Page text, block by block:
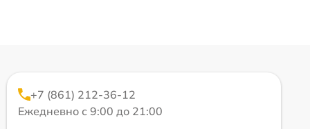
+7 (861) 212-36-12
Ежедневно с 9:00 до 21:00